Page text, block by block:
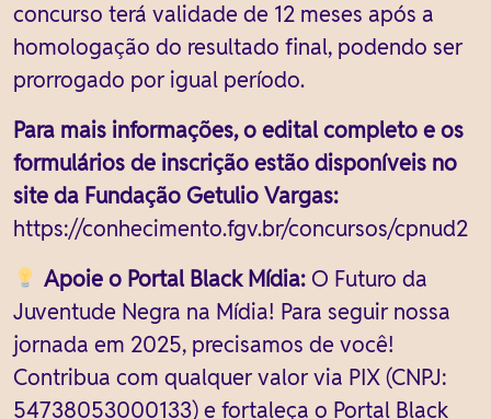
concurso terá validade de 12 meses após a
homologação do resultado final, podendo ser
prorrogado por igual período.
Para mais informações, o edital completo e os
formulários de inscrição estão disponíveis no
site da Fundação Getulio Vargas:
https://conhecimento.fgv.br/concursos/cpnud2
Apoie o Portal Black Mídia:O Futuro da
Juventude Negra na Mídia! Para seguir nossa
jornada em 2025, precisamos de você!
Contribua com qualquer valor via PIX (CNPJ:
54738053000133) e fortaleça o Portal Black